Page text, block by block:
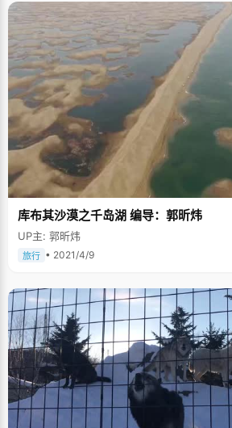
听，不知不觉就记住了那些诗词，能很流利的背
说不上过目不忘，但还是很快就能记住看过的内容。 陈博的兴趣很多，喜
上网，喜欢看电影，看小说。他从初中开始接触
每次上网基本都是查资料，很少打游戏。爸爸妈妈
也就放心了。在高中的时候，陈博最大的娱乐就是
息，调剂一下紧张的学习生活，"上网这种东西，
说上网好不好，要看你上网都干些什么"。虽然是
看那种比较强悍以突出武力、力量的大片，偏好
子，"特别喜欢《情书》，片中刻画人物内心思维
候，我突然发现陈博的眼神很灵利，不会长时间
己被看穿，也怕不由自主的去摸透了别人的内心
泛了，漫画，武侠，名著，都有涉猎，尤其是金
一的时间来"研究"。 和陈博交谈的时候，我发现他的右腿喜欢不自主的点
地，就好心的说："不用紧张的。"陈博愣了一下
我的习惯，老想动来动去的。"陈博透露自己小时
烦的小孩子，"那时候，我感觉自己想问题的方式
欢跟着老师走，所以特别坐不住，一上课就讲小话
用。最后老师只有使出了杀手锏，把我一个人安排
眼皮底下，吃了很多年的粉笔灰。"说起这个，陈
糟糕，语文作文基本都没有写完。尽管如此，陈
学录取了。站在北京师范大学的校园里，陈博感
感觉不到一丝归属感，他心中始终记挂着憧憬了三
着社会舆论的压力，顶着爸爸妈妈的压力，陈博
北京回家跨进家门的时候，爸爸说了一句话："这
读。"陈博应诺了。陈博说："其实就是因为这个
候心态特别好。第一年高考，我的目标是北大，
完全放开手去学习。高四一年，我过得很开心很
绩。" 坎坷往往能学到更多，经历两次高考，陈博深刻的体会到"海纳百川，
有容乃大。壁立千仞，无欲则刚"的含义，很多时
欲无求，反而能走得更高更远。
库布其沙漠之千岛湖 编导：郭昕炜
UP主: 郭昕炜
旅行 • 2021/4/9